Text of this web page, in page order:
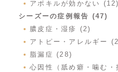
アポキルが効かない (12)
シーズーの症例報告 (47)
膿皮症・湿疹 (2)
アトピー・アレルギー
脂漏症 (28)
心因性（舐め癖・噛む・